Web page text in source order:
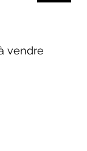
vendre